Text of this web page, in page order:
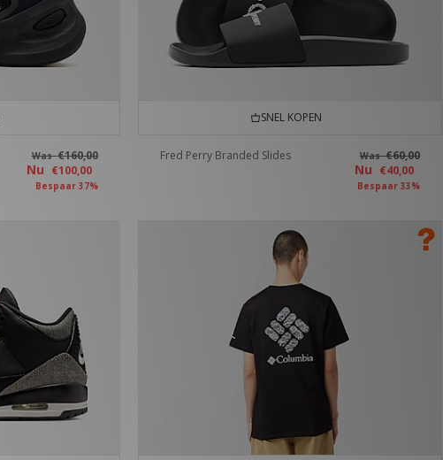
Was€160,00
Nu €100,00
Bespaar 37%
SNEL KOPEN
Fred Perry Branded Slides Was€60,00
Nu €40,00
Bespaar 33%